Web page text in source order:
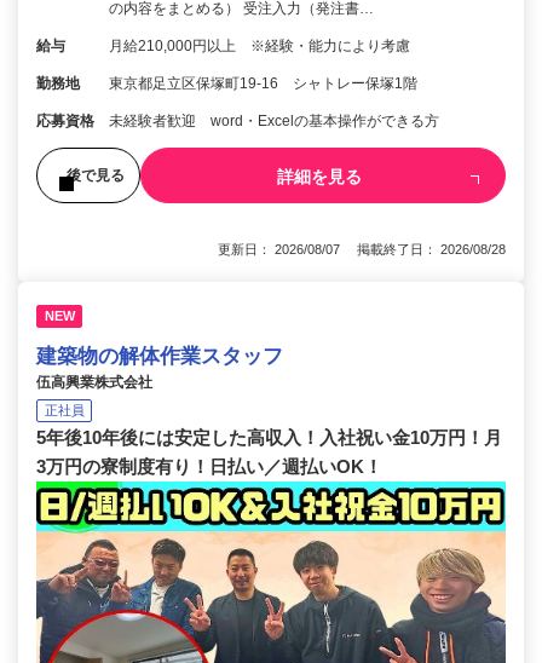
の内容をまとめる） 受注入力（発注書…
給与 月給210,000円以上 ※経験・能力により考慮
勤務地 東京都足立区保塚町19-16 シャトレー保塚1階
応募資格 未経験者歓迎 word・Excelの基本操作ができる方
後で見る 詳細を見る
更新日： 2026/08/07 掲載終了日： 2026/08/28
NEW
建築物の解体作業スタッフ
伍高興業株式会社
正社員
5年後10年後には安定した高収入！入社祝い金10万円！月
3万円の寮制度有り！日払い／週払いOK！